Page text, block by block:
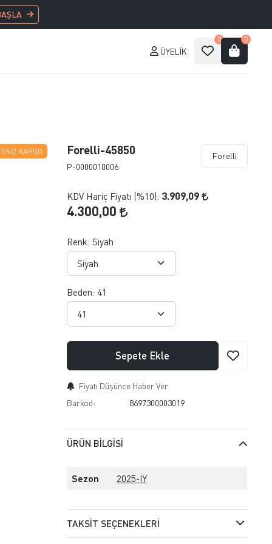
ÜYELIK
0 0
KARGO Forelli-45850
P-0000010006
Forelli
KDV Hariç Fiyatı (%10): 3.909,09
4.300,00
Renk: Siyah
Beden: 41
Sepete Ekle
Fiyatı Düşünce Haber Ver
Barkod:
8697300003019
ÜRÜN BILGISI
Sezon 2025-İY
TAKSIT SEÇENEKLERI